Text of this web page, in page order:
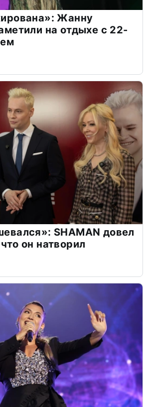
Жанну
на отдыхе с 22-
SHAMAN довел
он натворил